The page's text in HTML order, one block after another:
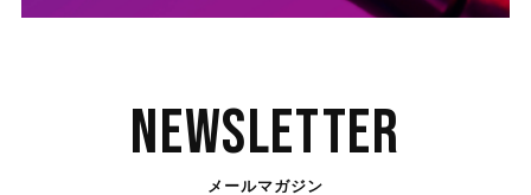
Newsletter
メールマガジン